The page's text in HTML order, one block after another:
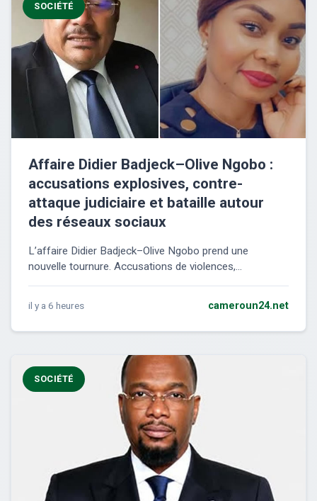
SOCIÉTÉ
Affaire Didier Badjeck–Olive Ngobo :
accusations explosives, contre-
attaque judiciaire et bataille autour
des réseaux sociaux
L’affaire Didier Badjeck–Olive Ngobo prend une
nouvelle tournure. Accusations de violences,...
il y a 6 heures cameroun24.net
SOCIÉTÉ